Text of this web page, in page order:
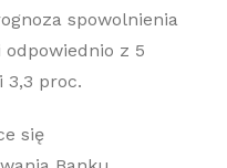
spowolnienia
z 5
3,3 proc.
się